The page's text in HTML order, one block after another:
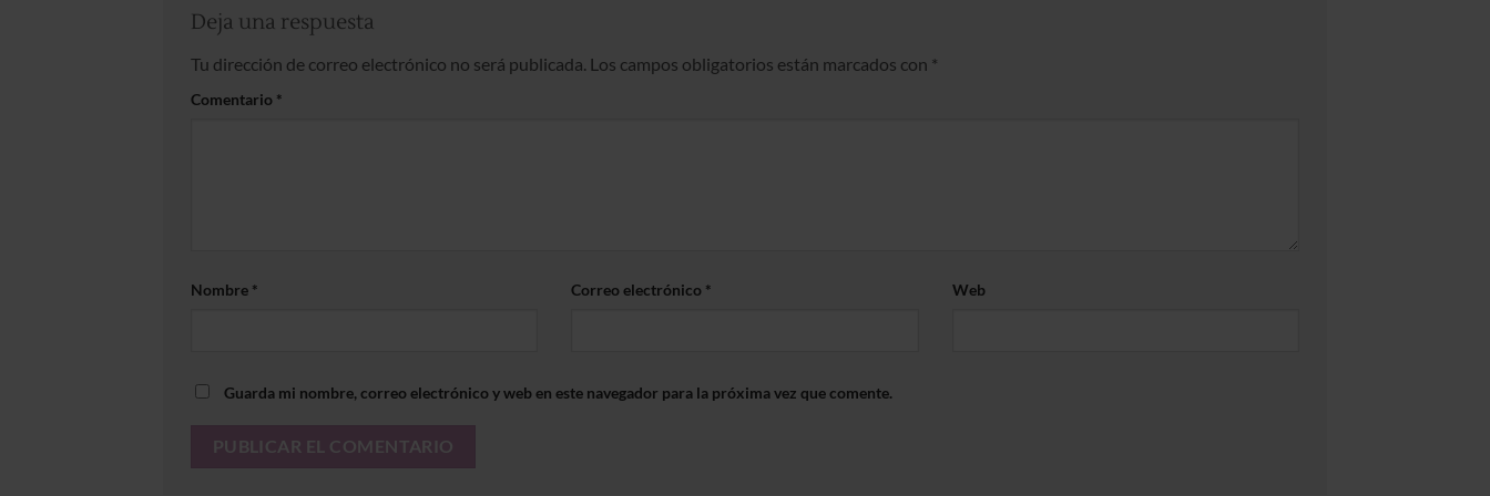
Deja una respuesta
Tu dirección de correo electrónico no será publicada. Los campos obligatorios están marcados con *
Comentario *
Nombre * Correo electrónico * Web
Guarda mi nombre, correo electrónico y web en este navegador para la próxima vez que comente.